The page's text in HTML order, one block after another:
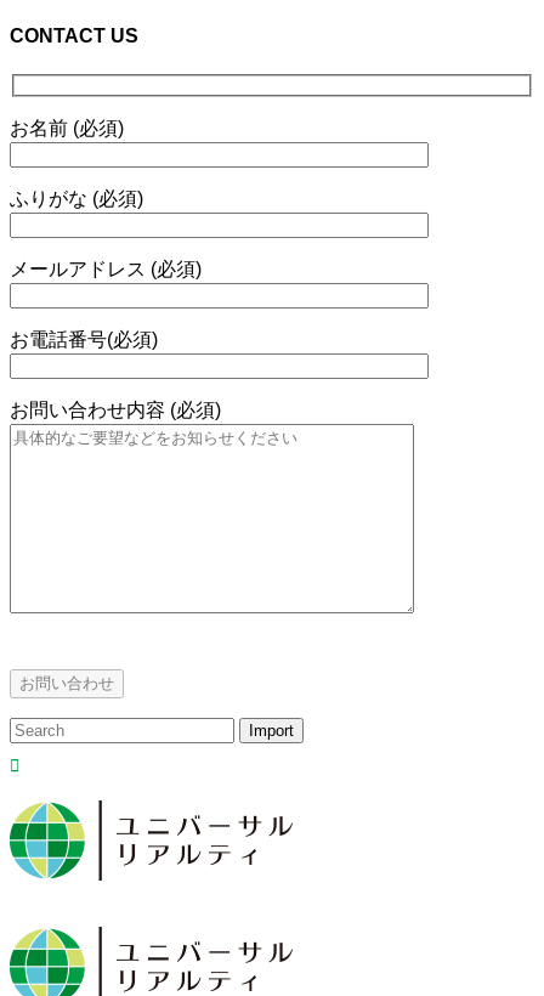
CONTACT US
お名前 (必須)
ふりがな (必須)
メールアドレス (必須)
お電話番号(必須)
お問い合わせ内容 (必須)